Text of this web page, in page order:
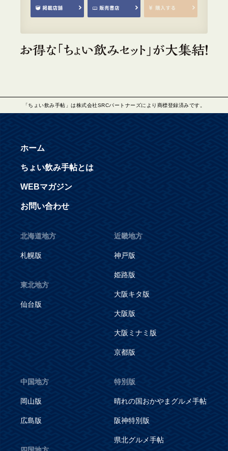
「ちょい飲み手帖」は株式会社SRCパートナーズにより商標登録済みです。
ホーム
ちょい飲み手帖とは
WEBマガジン
お問い合わせ
北海道地方
札幌版
東北地方
仙台版
近畿地方
神戸版
姫路版
大阪キタ版
大阪版
大阪ミナミ版
京都版
中国地方
岡山版
広島版
特別版
晴れの国おかやまグルメ手帖
阪神特別版
県北グルメ手帖